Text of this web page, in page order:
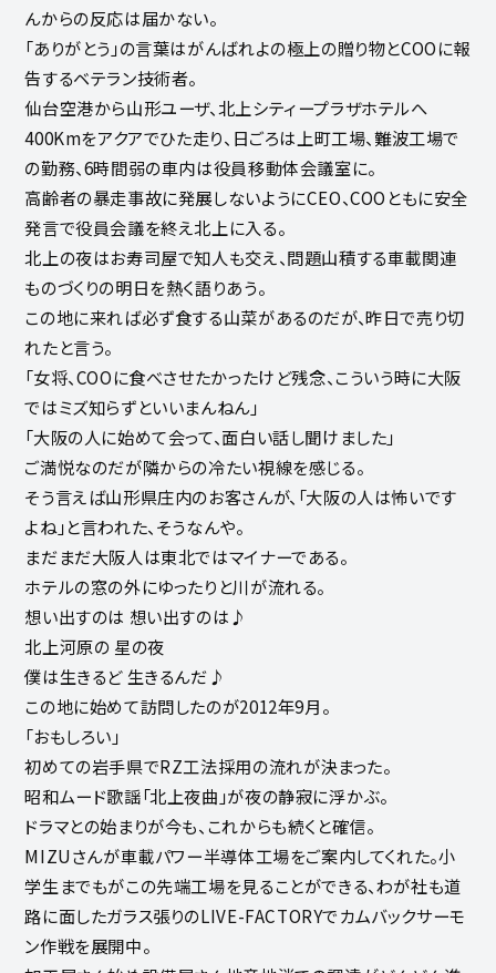
んからの反応は届かない。
「ありがとう」の言葉はがんばれよの極上の贈り物とCOOに報
告するベテラン技術者。
仙台空港から山形ユーザ、北上シティープラザホテルへ
400Kmをアクアでひた走り、日ごろは上町工場、難波工場で
の勤務、6時間弱の車内は役員移動体会議室に。
高齢者の暴走事故に発展しないようにCEO、COOともに安全
発言で役員会議を終え北上に入る。
北上の夜はお寿司屋で知人も交え、問題山積する車載関連
ものづくりの明日を熱く語りあう。
この地に来れば必ず食する山菜があるのだが、昨日で売り切
れたと言う。
「女将、COOに食べさせたかったけど残念、こういう時に大阪
ではミズ知らずといいまんねん」
「大阪の人に始めて会って、面白い話し聞けました」
ご満悦なのだが隣からの冷たい視線を感じる。
そう言えば山形県庄内のお客さんが、「大阪の人は怖いです
よね」と言われた、そうなんや。
まだまだ大阪人は東北ではマイナーである。
ホテルの窓の外にゆったりと川が流れる。
想い出すのは 想い出すのは♪
北上河原の 星の夜
僕は生きるど 生きるんだ♪
この地に始めて訪問したのが2012年9月。
「おもしろい」
初めての岩手県でRZ工法採用の流れが決まった。
昭和ムード歌謡「北上夜曲」が夜の静寂に浮かぶ。
ドラマとの始まりが今も、これからも続くと確信。
MIZUさんが車載パワー半導体工場をご案内してくれた。小
学生までもがこの先端工場を見ることができる、わが社も道
路に面したガラス張りのLIVE-FACTORYでカムバックサーモ
ン作戦を展開中。